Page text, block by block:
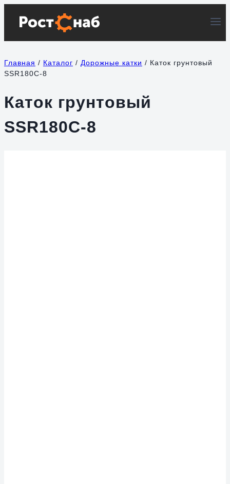
содержимому
Главная / Каталог / Дорожные катки / Каток грунтовый
SSR180C-8
Каток грунтовый
SSR180C-8